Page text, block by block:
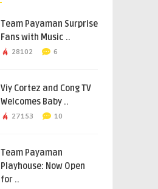
Team Payaman Surprise
Fans with Music ..
28102 6
Viy Cortez and Cong TV
Welcomes Baby ..
27153 10
Team Payaman
Playhouse: Now Open
for ..